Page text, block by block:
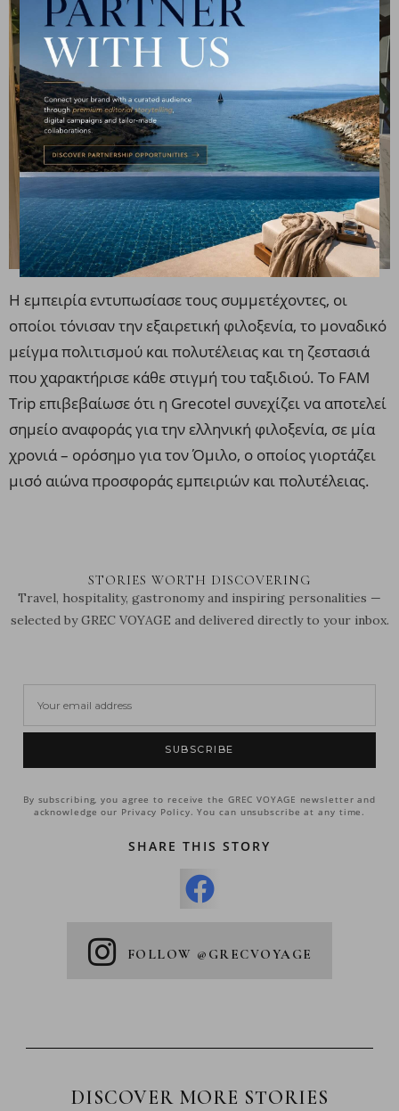
Η εμπειρία εντυπωσίασε τους συμμετέχοντες, οι
οποίοι τόνισαν την εξαιρετική φιλοξενία, το μοναδικό
μείγμα πολιτισμού και πολυτέλειας και τη ζεστασιά
που χαρακτήρισε κάθε στιγμή του ταξιδιού. Το FAM
Trip επιβεβαίωσε ότι η Grecotel συνεχίζει να αποτελεί
σημείο αναφοράς για την ελληνική φιλοξενία, σε μία
χρονιά – ορόσημο για τον Όμιλο, ο οποίος γιορτάζει
μισό αιώνα προσφοράς εμπειριών και πολυτέλειας.
STORIES WORTH DISCOVERING
Travel, hospitality, gastronomy and inspiring personalities —
selected by GREC VOYAGE and delivered directly to your inbox.
SUBSCRIBE
By subscribing, you agree to receive the GREC VOYAGE newsletter and
acknowledge our Privacy Policy. You can unsubscribe at any time.
SHARE THIS STORY
FOLLOW @GRECVOYAGE
DISCOVER MORE STORIES